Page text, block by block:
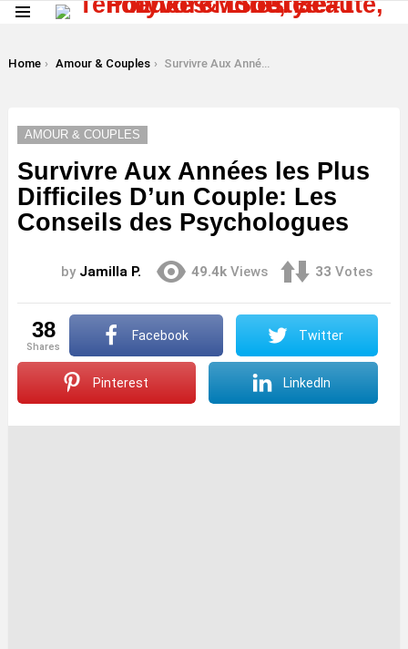
You are here:
Home Amour & Couples Survivre Aux Années les Plus Difficiles D’un Couple: Les Conseils des Psychologues
AMOUR & COUPLES
Survivre Aux Années les Plus
Difficiles D’un Couple: Les
Conseils des Psychologues
by Jamilla P. 49.4k Views 33 Votes
38
shares
Facebook Twitter
Pinterest LinkedIn